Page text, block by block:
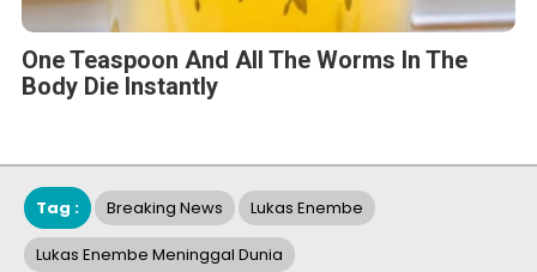
One Teaspoon And All The Worms In The
Body Die Instantly
Tag : Breaking News Lukas Enembe
Lukas Enembe Meninggal Dunia